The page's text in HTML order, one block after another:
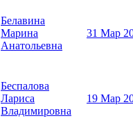
Белавина
Марина
Анатольевна
31 Мар
Беспалова
Лариса
Владимировна
19 Мар